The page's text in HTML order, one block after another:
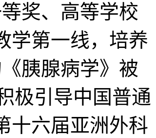
奖、高等学校
学第一线，培养
胰腺病学》被
极引导中国普通
十六届亚洲外科